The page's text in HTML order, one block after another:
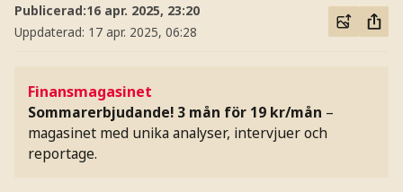
Publicerad:16 apr. 2025, 23:20
Uppdaterad: 17 apr. 2025, 06:28
Finansmagasinet
Sommarerbjudande! 3 mån för 19 kr/mån –
magasinet med unika analyser, intervjuer och
reportage.